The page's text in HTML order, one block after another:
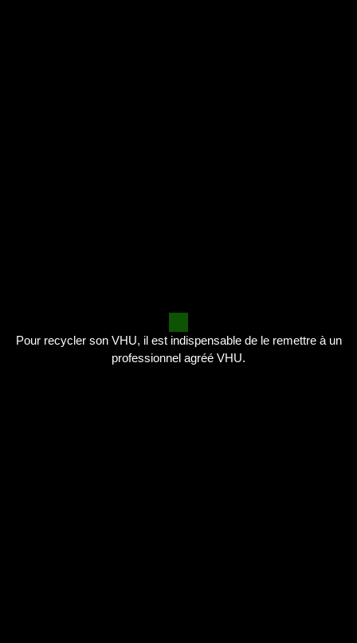
Pour recycler son VHU, il est indispensable de le remettre à un
professionnel agréé VHU.